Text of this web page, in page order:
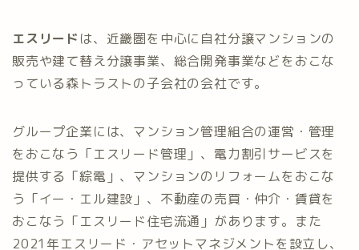
エスリード は、近畿圏を中心に自社分譲マンションの
販売や建て替え分譲事業、総合開発事業などをおこな
っている森トラストの子会社の会社です。
グループ企業には、マンション管理組合の運営・管理
をおこなう「エスリード管理」、電力割引サービスを
提供する「綜電」、マンションのリフォームをおこな
う「イー・エル建設」、不動産の売買・仲介・賃貸を
おこなう「エスリード住宅流通」があります。また
2021年エスリード・アセットマネジメントを設立し、